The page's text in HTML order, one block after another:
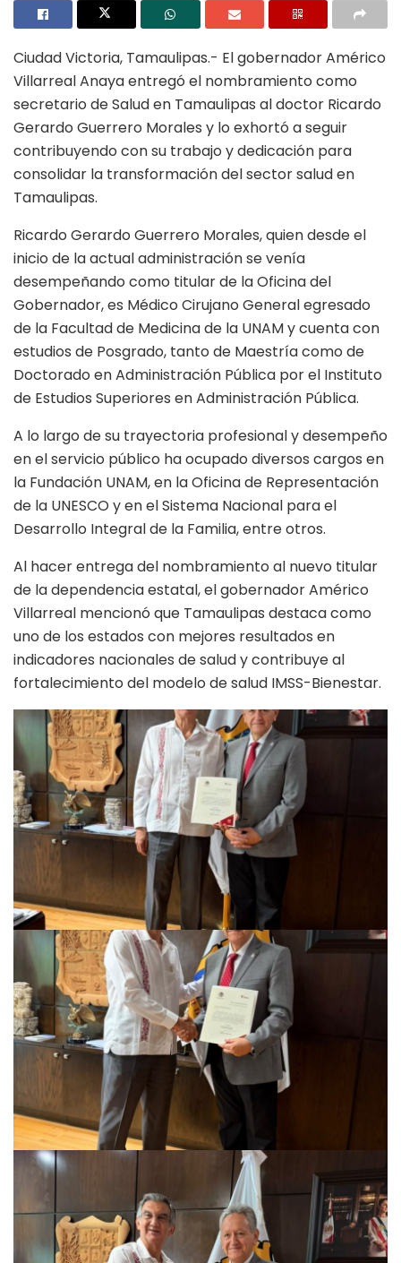
Ciudad Victoria, Tamaulipas.- El gobernador Américo
Villarreal Anaya entregó el nombramiento como
secretario de Salud en Tamaulipas al doctor Ricardo
Gerardo Guerrero Morales y lo exhortó a seguir
contribuyendo con su trabajo y dedicación para
consolidar la transformación del sector salud en
Tamaulipas.
Ricardo Gerardo Guerrero Morales, quien desde el
inicio de la actual administración se venía
desempeñando como titular de la Oficina del
Gobernador, es Médico Cirujano General egresado
de la Facultad de Medicina de la UNAM y cuenta con
estudios de Posgrado, tanto de Maestría como de
Doctorado en Administración Pública por el Instituto
de Estudios Superiores en Administración Pública.
A lo largo de su trayectoria profesional y desempeño
en el servicio público ha ocupado diversos cargos en
la Fundación UNAM, en la Oficina de Representación
de la UNESCO y en el Sistema Nacional para el
Desarrollo Integral de la Familia, entre otros.
Al hacer entrega del nombramiento al nuevo titular
de la dependencia estatal, el gobernador Américo
Villarreal mencionó que Tamaulipas destaca como
uno de los estados con mejores resultados en
indicadores nacionales de salud y contribuye al
fortalecimiento del modelo de salud IMSS-Bienestar.